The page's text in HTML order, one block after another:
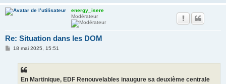
energy_isere
Modérateur
Re: Situation dans les DOM
M18 mai 2025, 15:51
En Martinique, EDF Renouvelables inaugure sa deuxième centrale